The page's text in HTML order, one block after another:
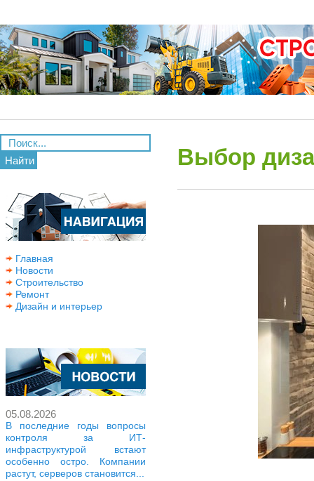
Найти
Главная
Новости
Строительство
Ремонт
Дизайн и интерьер
05.08.2026
В последние годы вопросы
контроля за ИТ-
инфраструктурой встают
особенно остро. Компании
растут, серверов становится...
Выбор